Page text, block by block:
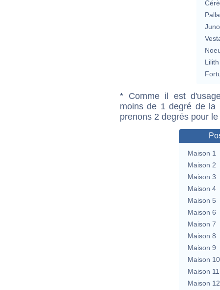
Lilith
* Comme il est
moins de 1 degré de la
prenons 2 degrés pour
Maison 1
Maison 2
Maison 3
Maison 4
Maison 5
Maison 6
Maison 7
Maison 8
Maison 9
Maison 10
Maison 11
Maison 12